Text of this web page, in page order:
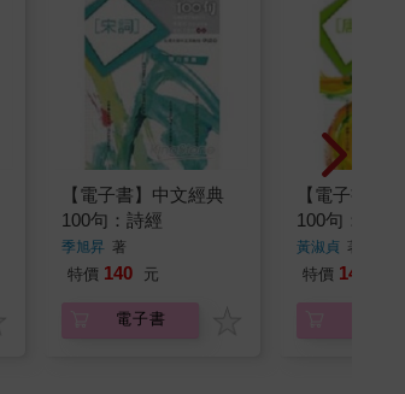
【電子書】中文經典
100句：詩經
季旭昇著
特價 140 元
電子書
【電子書】
100句：唐詩
黃淑貞著
特價 144